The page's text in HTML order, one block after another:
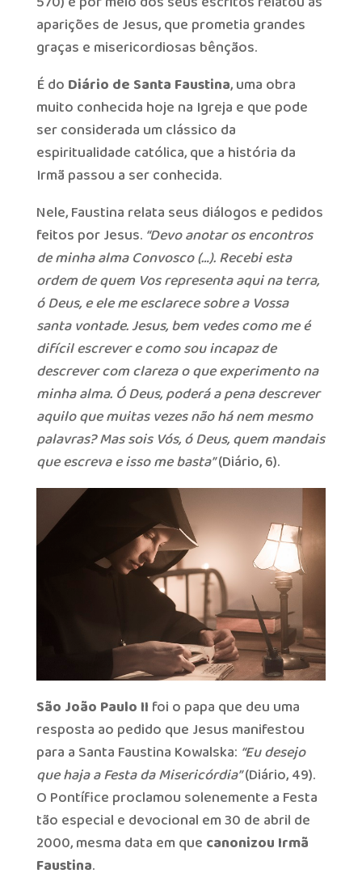
aparições de Jesus, que prometia grandes
graças e misericordiosas bênçãos.
É do Diário de Santa Faustina, uma obra
muito conhecida hoje na Igreja e que pode
ser considerada um clássico da
espiritualidade católica, que a história da
Irmã passou a ser conhecida.
Nele, Faustina relata seus diálogos e pedidos
feitos por Jesus. “Devo anotar os encontros
de minha alma Convosco (…). Recebi esta
ordem de quem Vos representa aqui na terra,
ó Deus, e ele me esclarece sobre a Vossa
santa vontade. Jesus, bem vedes como me é
difícil escrever e como sou incapaz de
descrever com clareza o que experimento na
minha alma. Ó Deus, poderá a pena descrever
aquilo que muitas vezes não há nem mesmo
palavras? Mas sois Vós, ó Deus, quem mandais
que escreva e isso me basta”(Diário, 6).
São João Paulo II foi o papa que deu uma
resposta ao pedido que Jesus manifestou
para a Santa Faustina Kowalska: “Eu desejo
que haja a Festa da Misericórdia”(Diário, 49).
O Pontífice proclamou solenemente a Festa
tão especial e devocional em 30 de abril de
2000, mesma data em que canonizou Irmã
Faustina.